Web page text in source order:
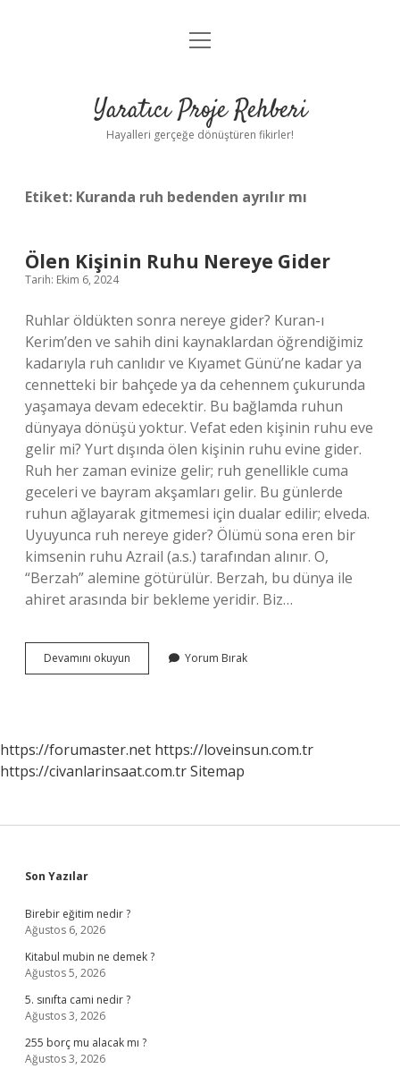
Anasayfa
Yasal Uyarı
menüyü
Yaratıcı Proje Rehberi
Hayalleri gerçeğe dönüştüren fikirler!
Etiket: Kuranda ruh bedenden ayrılır mı
Ölen Kişinin Ruhu Nereye Gider
Tarih: Ekim 6, 2024
Ruhlar öldükten sonra nereye gider? Kuran-ı
Kerim’den ve sahih dini kaynaklardan öğrendiğimiz
kadarıyla ruh canlıdır ve Kıyamet Günü’ne kadar ya
cennetteki bir bahçede ya da cehennem çukurunda
yaşamaya devam edecektir. Bu bağlamda ruhun
dünyaya dönüşü yoktur. Vefat eden kişinin ruhu eve
gelir mi? Yurt dışında ölen kişinin ruhu evine gider.
Ruh her zaman evinize gelir; ruh genellikle cuma
geceleri ve bayram akşamları gelir. Bu günlerde
ruhun ağlayarak gitmemesi için dualar edilir; elveda.
Uyuyunca ruh nereye gider? Ölümü sona eren bir
kimsenin ruhu Azrail (a.s.) tarafından alınır. O,
“Berzah” alemine götürülür. Berzah, bu dünya ile
ahiret arasında bir bekleme yeridir. Biz…
Devamını okuyun
Kişinin
Yorum Bırak
https://forumaster.net https://loveinsun.com.tr
https://civanlarinsaat.com.trSitemap
Sidebar
Son Yazılar
Birebir eğitim nedir ?
Ağustos 6, 2026
Kitabul mubin ne demek ?
Ağustos 5, 2026
5. sınıfta cami nedir ?
Ağustos 3, 2026
255 borç mu alacak mı ?
Ağustos 3, 2026